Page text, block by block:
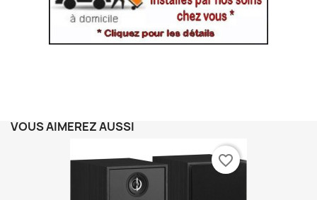
VOUS AIMEREZ AUSSI
favorite_border